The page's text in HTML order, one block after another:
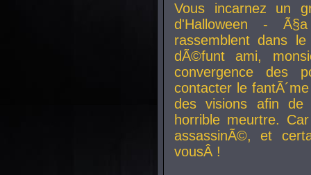
Vous incarnez un
d'Halloween -
rassemblent dans
dÃ©funt ami,
convergence des
contacter le
des visions afin
horrible meurtre.
assassinÃ©, et
vousÂ !